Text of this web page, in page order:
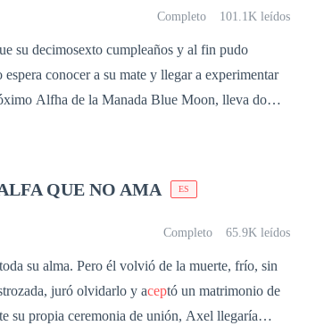
vida, pero tú te encargaste de destruirlo por
Completo 101.1K leídos
conocer a su mate y llegar a experimentar
en lobos al alcanzar nuestra madurez.
olor! Esa persona es nuestro
lo logras, estarás completo a todos los niveles.
interno puede morir, por el dolor del rechazo.
QUE NO AMA ES
Completo 65.9K leídos
su alma. Pero él volvió de la muerte, frío, sin
y la rechazó con crueldad. Destrozada, juró olvidarlo y aceptó un matrimonio de